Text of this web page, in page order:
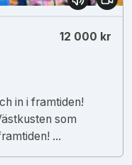
12 000 kr
in i framtiden!
som
...